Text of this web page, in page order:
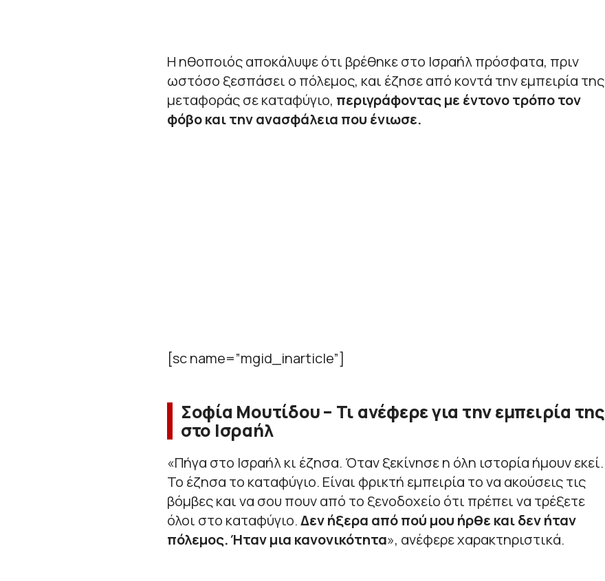
Η ηθοποιός αποκάλυψε ότι βρέθηκε στο Ισραήλ πρόσφατα, πριν
ωστόσο ξεσπάσει ο πόλεμος, και έζησε από κοντά την εμπειρία της
μεταφοράς σε καταφύγιο, περιγράφοντας με έντονο τρόπο τον
φόβο και την ανασφάλεια που ένιωσε.
[sc name=”mgid_inarticle”]
Σοφία Μουτίδου – Τι ανέφερε για την εμπειρία της
στο Ισραήλ
«Πήγα στο Ισραήλ κι έζησα. Όταν ξεκίνησε η όλη ιστορία ήμουν εκεί.
Το έζησα το καταφύγιο. Είναι φρικτή εμπειρία το να ακούσεις τις
βόμβες και να σου πουν από το ξενοδοχείο ότι πρέπει να τρέξετε
όλοι στο καταφύγιο.Δεν ήξερα από πού μου ήρθε και δεν ήταν
πόλεμος. Ήταν μια κανονικότητα», ανέφερε χαρακτηριστικά.